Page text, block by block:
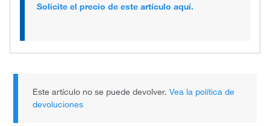
Solicite el precio de este artículo aquí.
Este artículo no se puede devolver.Vea la política de
devoluciones